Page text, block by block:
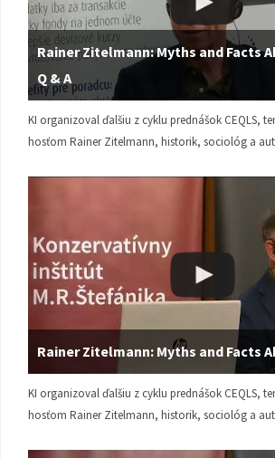
Rainer Zitelmann: Myths and Facts
Q & A
KI organizoval ďalšiu z cyklu prednášok CEQLS,
hosťom Rainer Zitelmann, historik, sociológ a
Rainer Zitelmann: Myths and Facts
KI organizoval ďalšiu z cyklu prednášok CEQLS,
hosťom Rainer Zitelmann, historik, sociológ a